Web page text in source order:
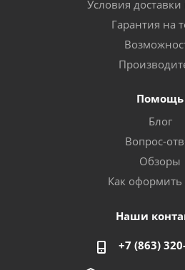
Условия
Гарантия на
Помощь
Блог
Вопрос-
Обзоры
Как оформить
Наши
+7 (863)